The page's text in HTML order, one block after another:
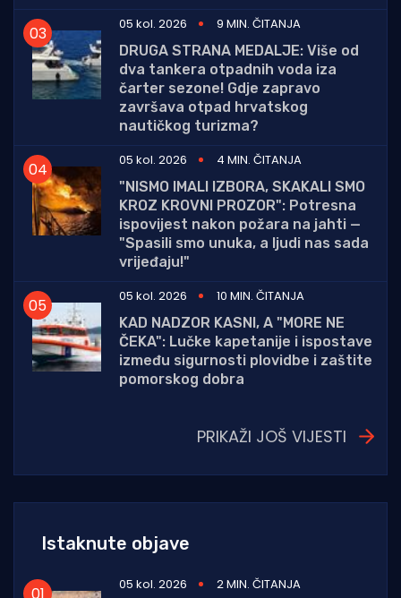
05 kol. 2026
9 MIN. ČITANJA
DRUGA STRANA MEDALJE: Više od
dva tankera otpadnih voda iza
čarter sezone! Gdje zapravo
završava otpad hrvatskog
nautičkog turizma?
05 kol. 2026
4 MIN. ČITANJA
"NISMO IMALI IZBORA, SKAKALI SMO
KROZ KROVNI PROZOR": Potresna
ispovijest nakon požara na jahti —
"Spasili smo unuka, a ljudi nas sada
vrijeđaju!"
05 kol. 2026
10 MIN. ČITANJA
KAD NADZOR KASNI, A "MORE NE
ČEKA": Lučke kapetanije i ispostave
između sigurnosti plovidbe i zaštite
pomorskog dobra
PRIKAŽI JOŠ VIJESTI
Istaknute objave
05 kol. 2026
2 MIN. ČITANJA